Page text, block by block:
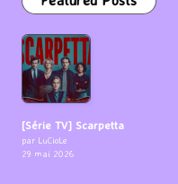
[Série TV] Scarpetta
par LuCioLe
29 mai 2026